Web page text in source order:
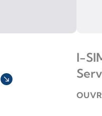
south_east
I-